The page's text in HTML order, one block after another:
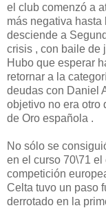
el club comenzó a
más negativa
desciende a
crisis , con baile de
Hubo que esperar
retornar a la
deudas con Daniel
objetivo no era otro
de Oro española .
No sólo se
en el curso 70\71
competición
Celta tuvo un paso
derrotado en la